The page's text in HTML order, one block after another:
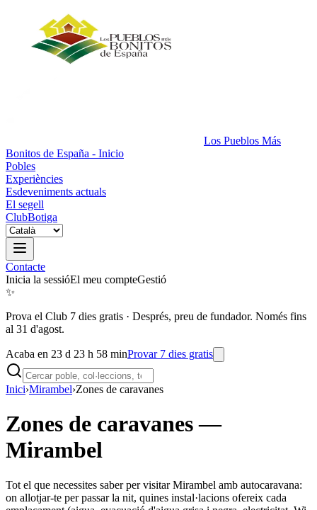
Los Pueblos Más
Bonitos de España - Inicio
Pobles
Experiències
Esdeveniments actuals
El segell
ClubBotiga
Contacte
Inicia la sessióEl meu compteGestió
✨
Prova el Club 7 dies gratis · Després, preu de fundador. Només fins
al 31 d'agost.
Acaba en 23 d 23 h 58 minProvar 7 dies gratis
Inici›Mirambel›Zones de caravanes
Zones de caravanes—
Mirambel
Tot el que necessites saber per visitar Mirambel amb autocaravana:
on allotjar-te per passar la nit, quines instal·lacions ofereix cada